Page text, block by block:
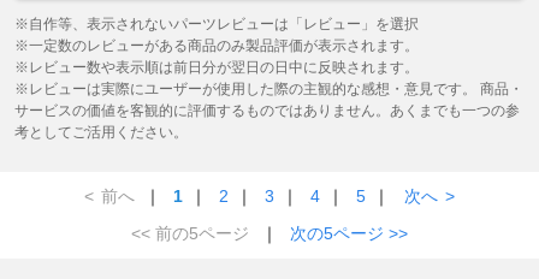
※自作等、表示されないパーツレビューは「レビュー」を選択
※一定数のレビューがある商品のみ製品評価が表示されます。
※レビュー数や表示順は前日分が翌日の日中に反映されます。
※レビューは実際にユーザーが使用した際の主観的な感想・意見です。 商品・
サービスの価値を客観的に評価するものではありません。あくまでも一つの参
考としてご活用ください。
< 前へ ｜ 1 ｜ 2 ｜ 3 ｜ 4 ｜ 5 ｜ 次へ >
<< 前の5ページ
｜ 次の5ページ >>